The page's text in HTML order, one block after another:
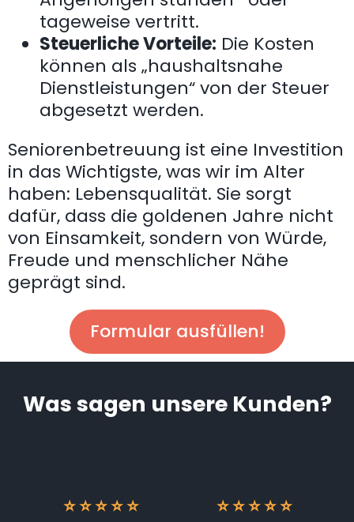
tageweise vertritt.
Steuerliche Vorteile: Die Kosten
können als „haushaltsnahe
Dienstleistungen“ von der Steuer
abgesetzt werden.
Seniorenbetreuung ist eine Investition
in das Wichtigste, was wir im Alter
haben: Lebensqualität. Sie sorgt
dafür, dass die goldenen Jahre nicht
von Einsamkeit, sondern von Würde,
Freude und menschlicher Nähe
geprägt sind.
Formular ausfüllen!
Was sagen unsere Kunden?
⭐ ⭐ ⭐ ⭐ ⭐
⭐ ⭐ ⭐ ⭐ ⭐